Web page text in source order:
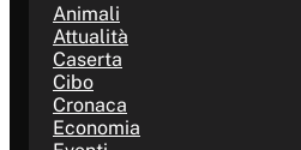
Animali
Attualità
Caserta
Cibo
Cronaca
Economia